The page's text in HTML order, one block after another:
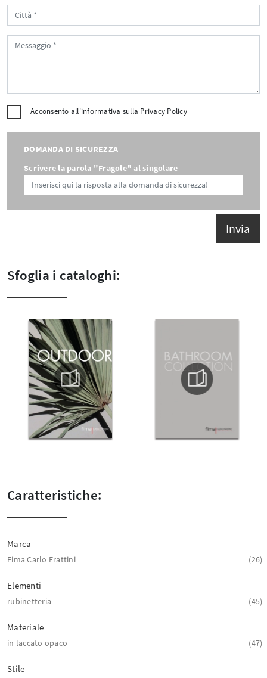
Acconsento all'informativa sulla Privacy Policy
DOMANDA DI SICUREZZA
Scrivere la parola "Fragole" al singolare
Invia
Sfoglia i cataloghi:
Caratteristiche:
Marca
Fima Carlo Frattini 26
Elementi
rubinetteria 45
Materiale
in laccato opaco 47
Stile